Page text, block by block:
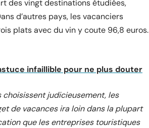
des vingt destinations étudiées,
d’autres pays, les vacanciers
plats avec du vin y coute 96,8 euros.
infaillible pour ne plus douter
choisissent judicieusement, les
de vacances ira loin dans la plupart
que les entreprises touristiques